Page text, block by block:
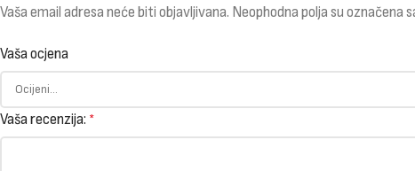
Vaša email adresa neće biti objavljivana. Neophodna polja su označena
Vaša ocjena
Vaša recenzija: *